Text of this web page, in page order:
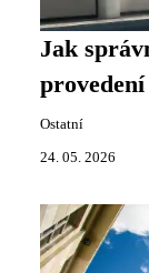
Jak
Ostatní
24. 05. 2026